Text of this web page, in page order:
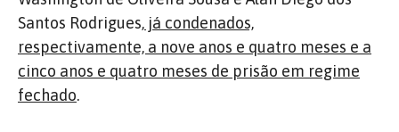
Santos Rodrigues, já condenados,
respectivamente, a nove anos e quatro meses e a
cinco anos e quatro meses de prisão em regime
fechado.